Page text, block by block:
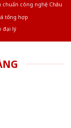
công nghệ Châu
tổng hợp
đại lý